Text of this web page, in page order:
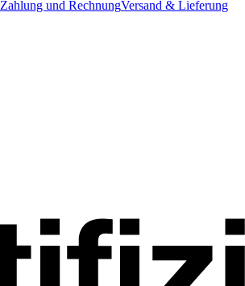
Zahlung und RechnungVersand & Lieferung